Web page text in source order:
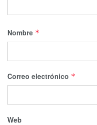
Nombre *
Correo electrónico *
Web